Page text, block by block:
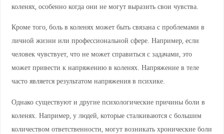
коленях, особенно когда они не могут выразить свои чувства.
Кроме того, боль в коленях может быть связана с проблемами в
личной жизни или профессиональной сфере. Например, если
человек чувствует, что не может справиться с задачами, это
может привести к напряжению в коленях. Напряжение в теле
часто является результатом напряжения в психике.
Однако существуют и другие психологические причины боли в
коленях. Например, у людей, которые сталкиваются с большим
количеством ответственности, могут возникать хронические боли